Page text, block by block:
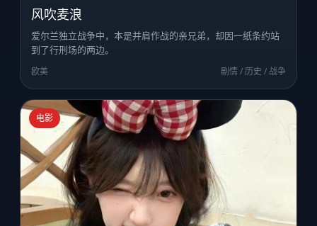
风吹麦浪
爱尔兰独立战争中，本是并肩作战的亲兄弟，却因一纸条约站
到了行刑场的两边。
欧美 剧情 / 历史 / 战争
电影